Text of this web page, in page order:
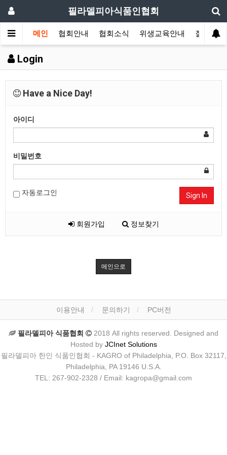
필라델피아식품인협회
메인 협회안내 협회소식 위생교육안내 질의답변
Login
Have a Nice Day!
아이디
비밀번호
자동로그인 Sign In
회원가입 정보찾기
메인으로
이용안내 문의하기 PC버전
필라델피아 식품협회
2018 All rights reserved. Designed and
Hosted by JCInet Solutions
필라델피아 한인 식품인협회 - KAGRO of Philadelphia, P.O. Box 32117,
Philadelphia, PA 19146 U.S.A.
TEL: 267-902-2328 / Email: kagropa@gmail.com